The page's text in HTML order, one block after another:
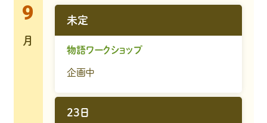
9
月
未定
物語ワークショップ
企画中
23日